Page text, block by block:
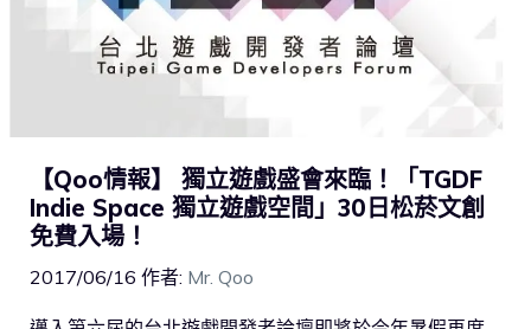
【Qoo情報】 獨立遊戲盛會來臨！「TGDF
Indie Space 獨立遊戲空間」30日松菸文創
免費入場！
2017/06/16 作者: Mr. Qoo